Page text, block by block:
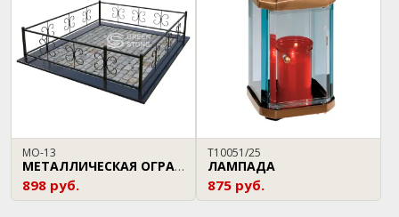
МО-13
МЕТАЛЛИЧЕСКАЯ ОГРАДА
898 руб.
T10051/25
ЛАМПАДА
875 руб.